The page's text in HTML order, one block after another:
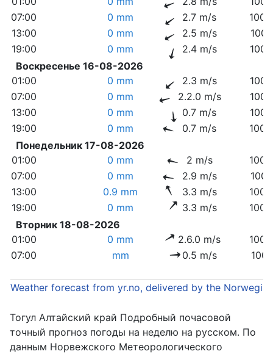
07:00
0 mm 2.7 m/s
13:00
0 mm 2.5 m/s
19:00
0 mm 2.4 m/s
Воскресенье 16-08-2026
01:00
0 mm 2.3 m/s
07:00
0 mm 2.2.0 m/s
13:00
0 mm 0.7 m/s
19:00
0 mm 0.7 m/s
Понедельник 17-08-2026
01:00
0 mm 2 m/s
07:00
0 mm 2.9 m/s
13:00
0.9 mm 3.3 m/s
19:00
0 mm 3.3 m/s
Вторник 18-08-2026
01:00
0 mm 2.6.0 m/s
07:00
mm 0.5 m/s
Weather forecast from yr.no, delivered by the
Тогул Алтайский край Подробный почасовой
точный прогноз погоды на неделю на русском. По
данным Норвежского Метеорологического